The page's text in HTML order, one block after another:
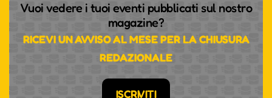
Vuoi vedere i tuoi eventi pubblicati sul nostro
magazine?
RICEVI UN AVVISO AL MESE PER LA CHIUSURA
REDAZIONALE
ISCRIVITI